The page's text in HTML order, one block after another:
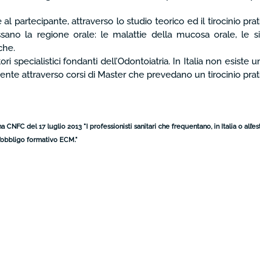
al partecipante, attraverso lo studio teorico ed il tirocinio
la regione orale: le malattie della mucosa orale, le
specialistici fondanti dell’Odontoiatria. In Italia non
attraverso corsi di Master che prevedano un tirocinio
CNFC del 17 luglio 2013 "I professionisti sanitari che frequentano, in Italia o
formativo ECM."